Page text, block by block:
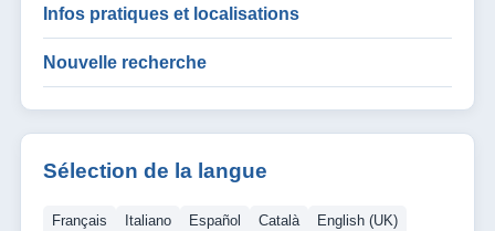
Infos pratiques et localisations
Nouvelle recherche
Sélection de la langue
Français Italiano Español Català
English (UK)